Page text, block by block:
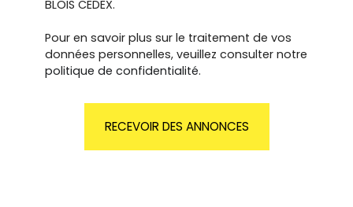
BLOIS CEDEX.
Pour en savoir plus sur le traitement de vos
données personnelles, veuillez consulter notre
politique de confidentialité.
RECEVOIR DES ANNONCES